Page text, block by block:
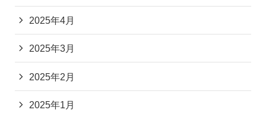
2025年4月
2025年3月
2025年2月
2025年1月